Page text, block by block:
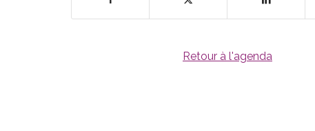
Retour à l'agenda